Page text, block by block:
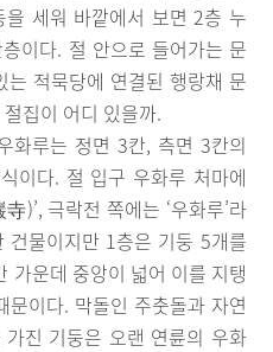
세워 바깥에서 보면 2층 누
이다. 절 안으로 들어가는 문
적묵당에 연결된 행랑채 문
집이 어디 있을까.
화루는 정면 3칸, 측면 3칸의
이다. 절 입구 우화루 처마에
)’, 극락전 쪽에는 ‘우화루’라
물이지만 1층은 기둥 5개를
가운데 중앙이 넓어 이를 지탱
이다. 막돌인 주춧돌과 자연
진 기둥은 오랜 연륜의 우화